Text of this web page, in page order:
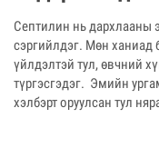
Септилин нь дархлааны
сэргийлдэг. Мөн ханиад
үйлдэлтэй тул, өвчний
түргэсгэдэг. Эмийн
хэлбэрт оруулсан тул